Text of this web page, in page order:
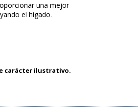
una mejor
el hígado.
carácter ilustrativo.